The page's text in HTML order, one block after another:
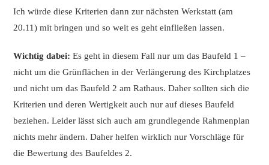
Ich würde diese Kriterien dann zur nächsten Werkstatt (am
20.11) mit bringen und so weit es geht einfließen lassen.
Wichtig dabei: Es geht in diesem Fall nur um das Baufeld 1 –
nicht um die Grünflächen in der Verlängerung des Kirchplatzes
und nicht um das Baufeld 2 am Rathaus. Daher sollten sich die
Kriterien und deren Wertigkeit auch nur auf dieses Baufeld
beziehen. Leider lässt sich auch am grundlegende Rahmenplan
nichts mehr ändern. Daher helfen wirklich nur Vorschläge für
die Bewertung des Baufeldes 2.